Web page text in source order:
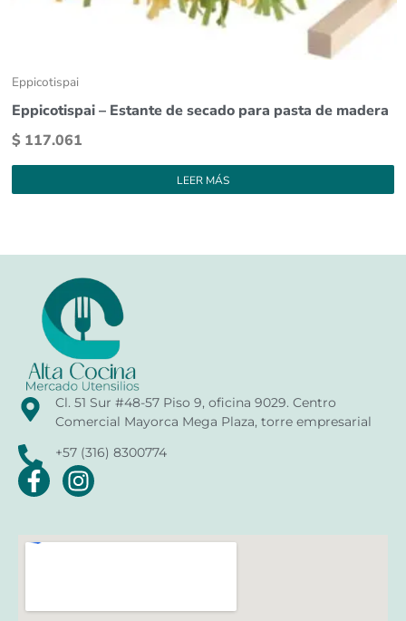
Eppicotispai
Eppicotispai – Estante de secado para pasta de madera
$ 117.061
LEER MÁS
Cl. 51 Sur #48-57 Piso 9, oficina 9029. Centro
Comercial Mayorca Mega Plaza, torre empresarial
+57 (316) 8300774